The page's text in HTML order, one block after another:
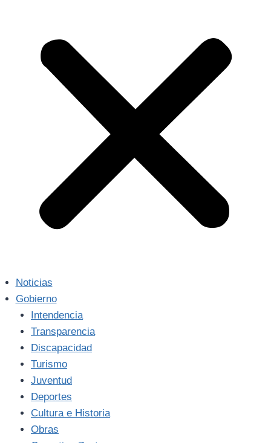
Noticias
Gobierno
Intendencia
Transparencia
Discapacidad
Turismo
Juventud
Deportes
Cultura e Historia
Obras